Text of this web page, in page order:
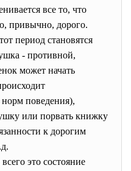
все то, что
привычно, дорого.
период становятся
- противной,
может начать
поведения),
или порвать книжку
к дорогим
это состояние